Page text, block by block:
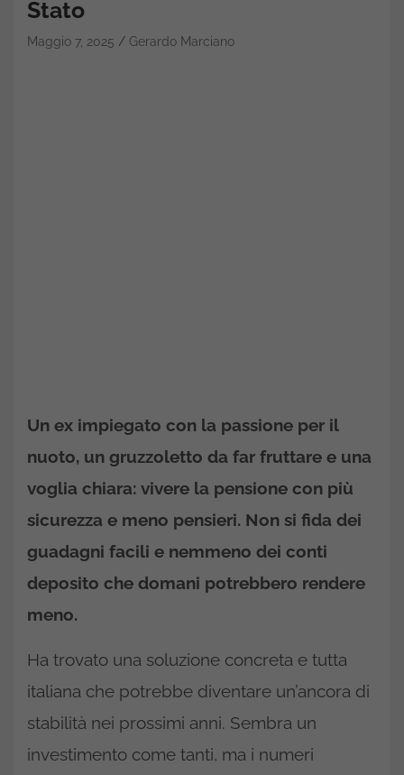
Stato
Maggio 7, 2025 Gerardo Marciano
Un ex impiegato con la passione per il
nuoto, un gruzzoletto da far fruttare e una
voglia chiara: vivere la pensione con più
sicurezza e meno pensieri. Non si fida dei
guadagni facili e nemmeno dei conti
deposito che domani potrebbero rendere
meno.
Ha trovato una soluzione concreta e tutta
italiana che potrebbe diventare un’ancora di
stabilità nei prossimi anni. Sembra un
investimento come tanti, ma i numeri